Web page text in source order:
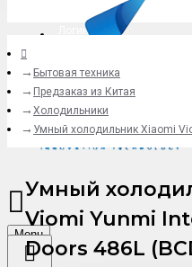
Логин
+79775619766
Menu
Бытовая техника
Предзаказ из Китая
Холодильники
Умный холодильник Xiaomi
Умный
Viomi Yunmi
Doors 486L